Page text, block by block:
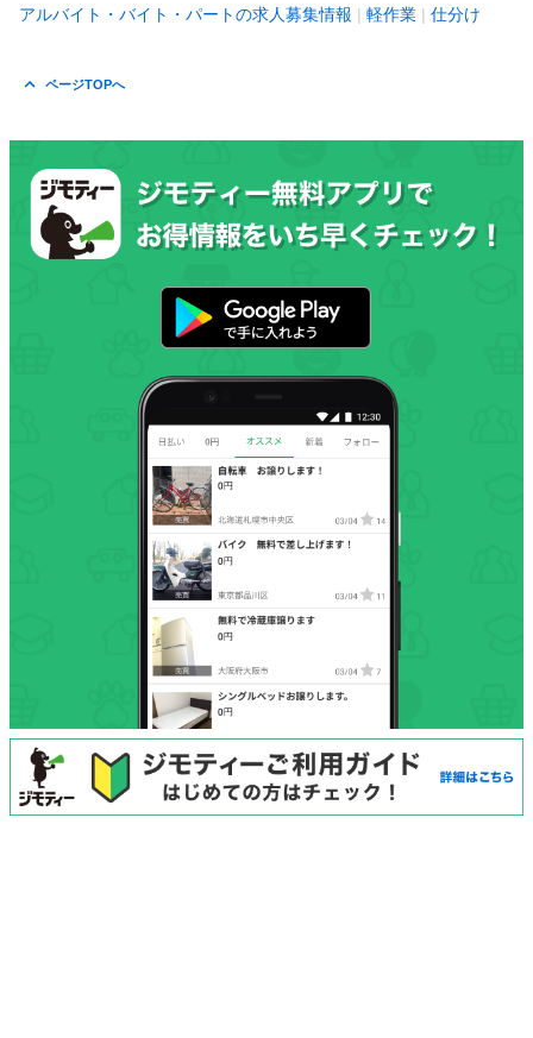
アルバイト・バイト・パートの求人募集情報 軽作業 仕分け
ページTOPへ